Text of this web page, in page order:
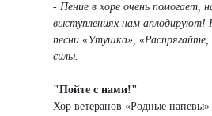
- Пение в хоре очень помогает,
выступлениях нам аплодируют!
песни «Утушка»,
силы.
"Пойте с нами!"
Хор ветеранов «Родные